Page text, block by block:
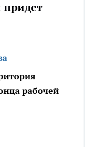
придет
рабочей